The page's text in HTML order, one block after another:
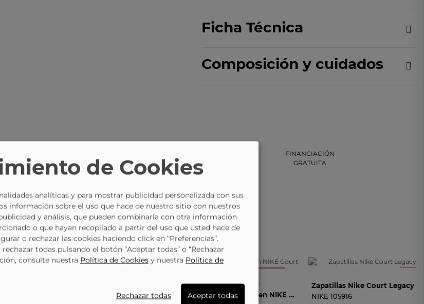
Ficha Técnica
Composición y cuidados
GRATUITO
DE RECOGIDA
VÍA TELEFÓNICA
FINANCIACIÓN
GRATUITA
39
No está mi talla
AVISADME
Zapatillas Para Moda Joven NIKE Court Borough Low Recraft Junior DV5456-106 Blanco
35
No está mi talla AVISADME
NIKE 105916
de Cookies
analíticas y para mostrar publicidad personalizada con sus
información sobre el uso que hace de nuestro sitio con nuestros
y análisis, que pueden combinarla con otra información
o que hayan recopilado a partir del uso que usted hace de
o rechazar las cookies haciendo click en “Preferencias”.
todas pulsando el botón “Aceptar todas” o “Rechazar
consulte nuestra Política de Cookies y nuestra Política de
Rechazar todas Aceptar todas